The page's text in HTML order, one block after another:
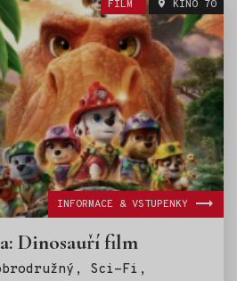
FILM KINO 70
Dinosauří film
Sci-Fi,
INFORMACE & VSTUPENKY